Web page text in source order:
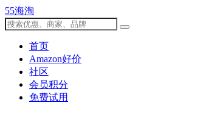
55海淘
首页
Amazon好价
社区
会员积分
免费试用